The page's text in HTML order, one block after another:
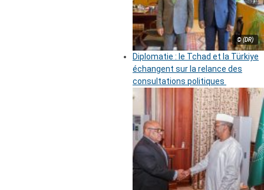
© (DR)
Diplomatie : le Tchad et la Türkiye
échangent sur la relance des
consultations politiques